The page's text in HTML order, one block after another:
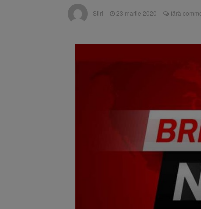
medicale
Stiri 23 martie 2020 fără